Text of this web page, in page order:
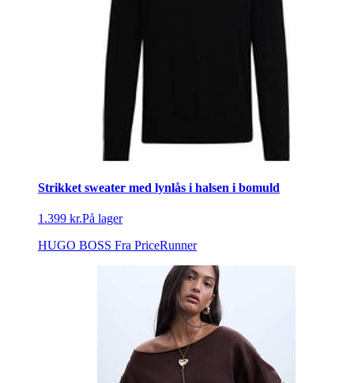
Strikket sweater med lynlås i halsen i bomuld
1.399 kr.På lager
HUGO BOSS Fra PriceRunner